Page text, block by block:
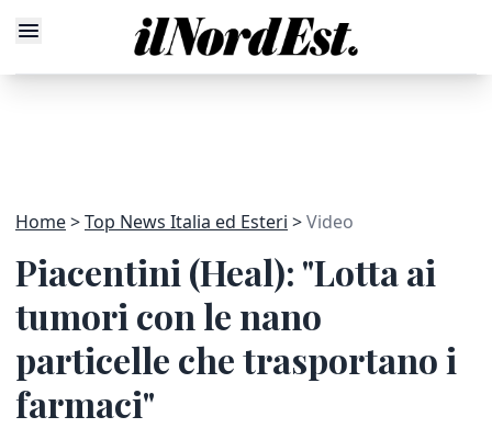
Home Top News Italia ed Esteri Video
Piacentini (Heal): "Lotta ai
tumori con le nano
particelle che trasportano i
farmaci"